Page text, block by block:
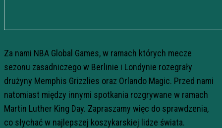
Za nami NBA Global Games, w ramach których mecze
sezonu zasadniczego w Berlinie i Londynie rozegrały
drużyny Memphis Grizzlies oraz Orlando Magic. Przed nami
natomiast między innymi spotkania rozgrywane w ramach
Martin Luther King Day. Zapraszamy więc do sprawdzenia,
co słychać w najlepszej koszykarskiej lidze świata.